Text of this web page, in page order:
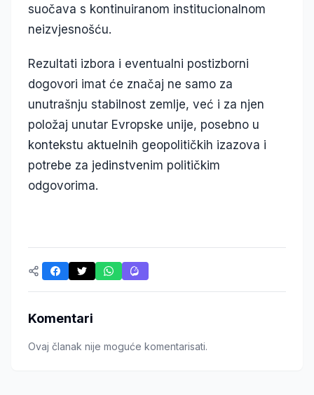
suočava s kontinuiranom institucionalnom
neizvjesnošću.
Rezultati izbora i eventualni postizborni
dogovori imat će značaj ne samo za
unutrašnju stabilnost zemlje, već i za njen
položaj unutar Evropske unije, posebno u
kontekstu aktuelnih geopolitičkih izazova i
potrebe za jedinstvenim političkim
odgovorima.
Komentari
Ovaj članak nije moguće komentarisati.